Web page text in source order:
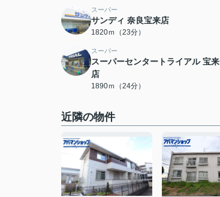
スーパー
サンディ 奈良宝来店
1820ｍ（23分）
スーパー
スーパーセンタートライアル 宝来
店
1890ｍ（24分）
近隣の物件